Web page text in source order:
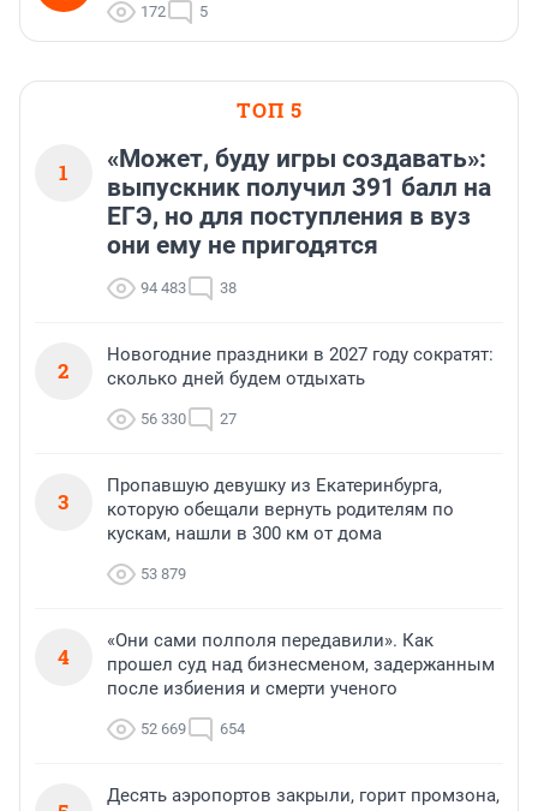
172 5
ТОП 5
1
«Может, буду игры создавать»:
выпускник получил 391 балл на
ЕГЭ, но для поступления в вуз
они ему не пригодятся
94 483 38
2
Новогодние праздники в 2027 году сократят:
сколько дней будем отдыхать
56 330 27
3
Пропавшую девушку из Екатеринбурга,
которую обещали вернуть родителям по
кускам, нашли в 300 км от дома
53 879
4
«Они сами полполя передавили». Как
прошел суд над бизнесменом, задержанным
после избиения и смерти ученого
52 669 654
Десять аэропортов закрыли, горит промзона,